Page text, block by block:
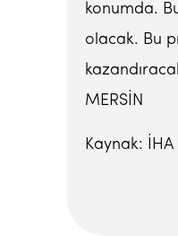
konumda.
olacak. Bu
MERSİN
Kaynak: İHA